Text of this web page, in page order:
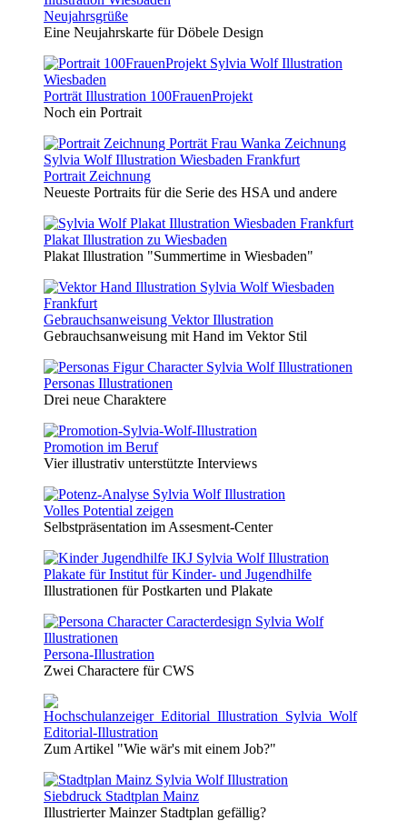
Neujahrsgrüße
Eine Neujahrskarte für Döbele Design
Porträt Illustration 100FrauenProjekt
Noch ein Portrait
Portrait Zeichnung
Neueste Portraits für die Serie des HSA und andere
Plakat Illustration zu Wiesbaden
Plakat Illustration "Summertime in Wiesbaden"
Gebrauchsanweisung Vektor Illustration
Gebrauchsanweisung mit Hand im Vektor Stil
Personas Illustrationen
Drei neue Charaktere
Promotion im Beruf
Vier illustrativ unterstützte Interviews
Volles Potential zeigen
Selbstpräsentation im Assesment-Center
Plakate für Institut für Kinder- und Jugendhilfe
Illustrationen für Postkarten und Plakate
Persona-Illustration
Zwei Charactere für CWS
Editorial-Illustration
Zum Artikel "Wie wär's mit einem Job?"
Siebdruck Stadtplan Mainz
Illustrierter Mainzer Stadtplan gefällig?